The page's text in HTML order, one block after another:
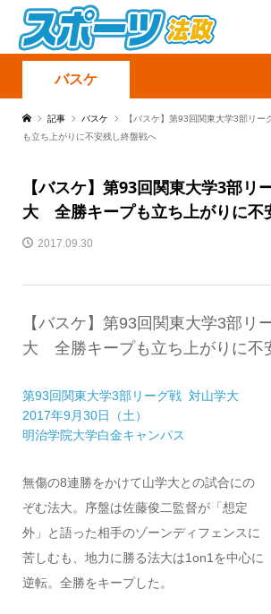
バスケ
記事 バスケ
【バスケ】第93回関東大学3部リ
も立ち上がりに不安残し終盤戦へ
【バスケ】第93回関東大学3部リ
大 全勝キープも立ち上がりに不
2017.09.30
【バスケ】第93回関東大学3部リ
大 全勝キープも立ち上がりに不
第93回関東大学3部リーグ戦 対山学大
2017年9月30日（土）
明治学院大学白金キャンパス
無傷の8連勝をかけて山学大との試合にの
ぞむ法大。序盤は佐藤俊二監督が「想定
外」と語った相手のゾーンディフェンスに
苦しむも、地力に勝る法大は1on1を中心に
逆転。全勝をキープした。